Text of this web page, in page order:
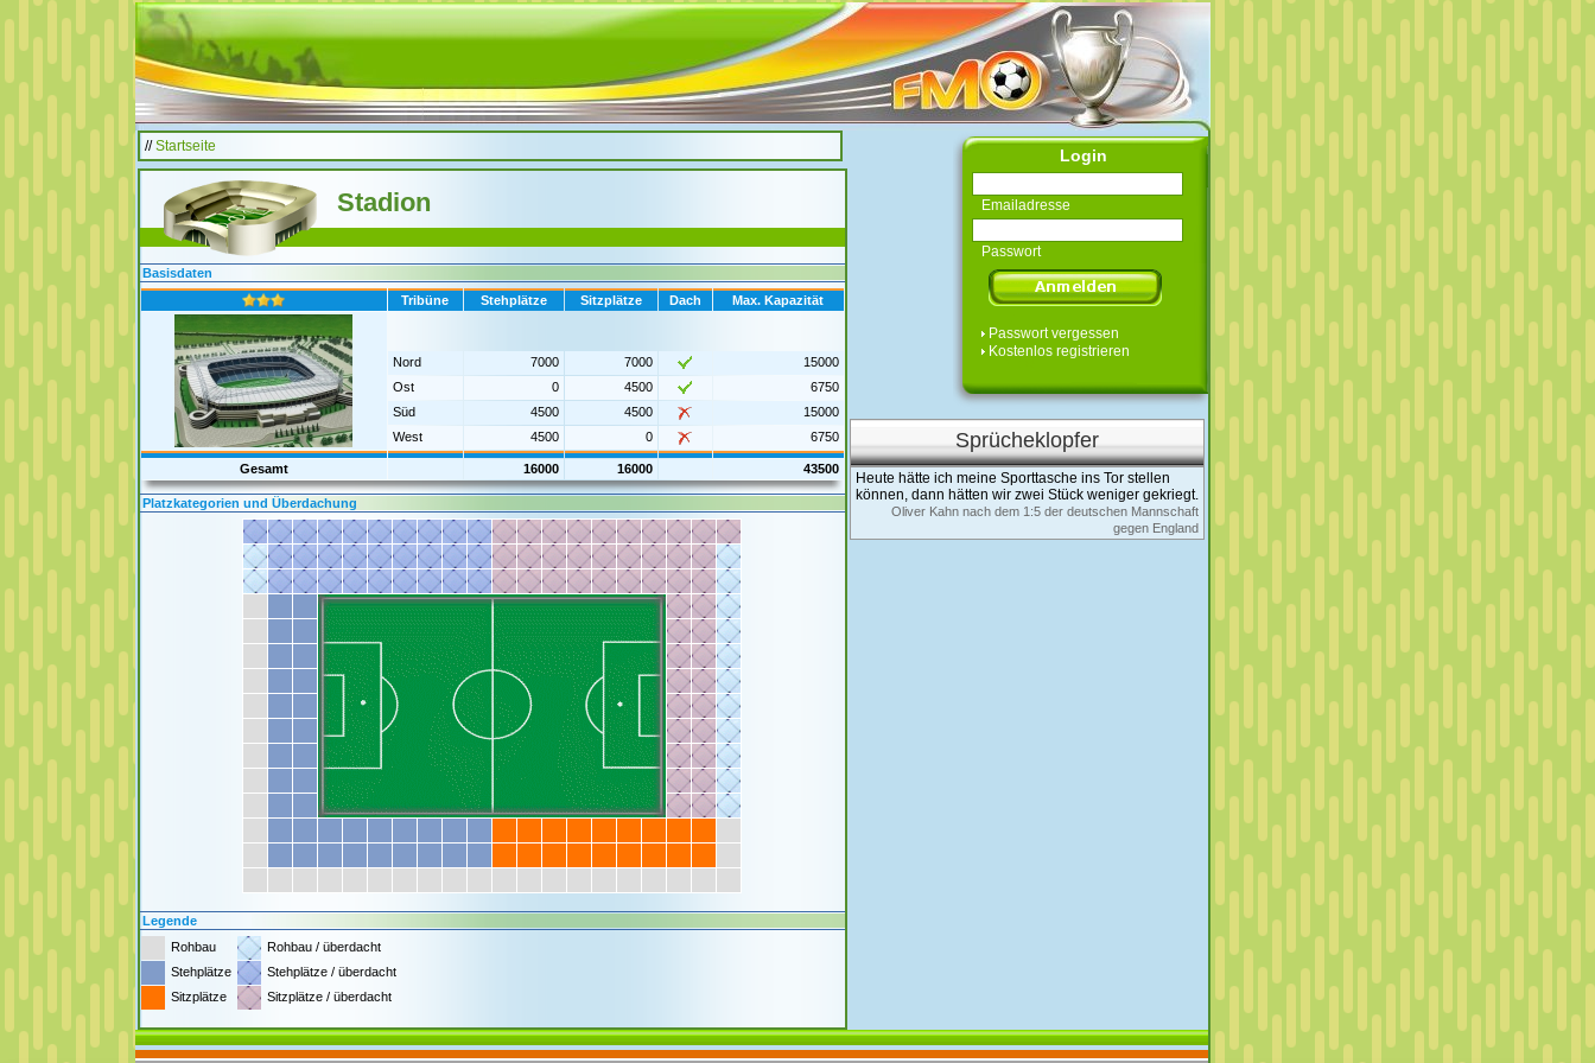
//Startseite
Stadion
Basisdaten
Tribüne
Stehplätze Sitzplätze Dach Max. Kapazität
Nord 7000 7000
15000
Ost
0 4500
6750
Süd
4500 4500
15000
West
4500 0 6750
Gesamt 16000 16000 43500
Platzkategorien und Überdachung
Legende
Rohbau
Rohbau / überdacht
Stehplätze
Stehplätze / überdacht
Sitzplätze
Sitzplätze / überdacht
Login
Emailadresse
Passwort
Passwort vergessen
Kostenlos registrieren
Sprücheklopfer
Heute hätte ich meine Sporttasche ins Tor stellen
können, dann hätten wir zwei Stück weniger gekriegt.
Oliver Kahn nach dem 1:5 der deutschen Mannschaft
gegen England